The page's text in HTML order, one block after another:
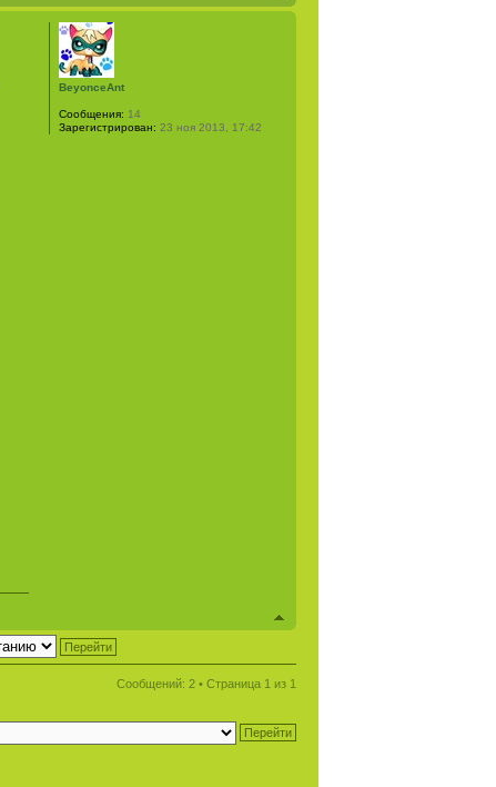
BeyonceAnt
Сообщения: 14
Зарегистрирован: 23 ноя 2013, 17:42
Сообщений: 2 • Страница 1 из 1